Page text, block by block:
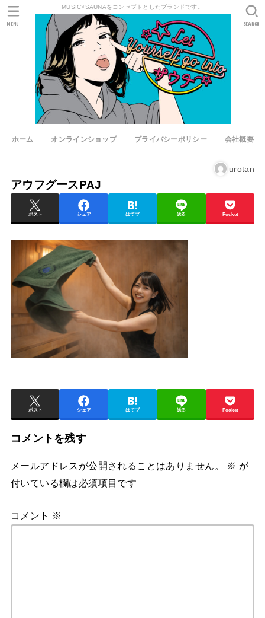
MUSIC×SAUNAをコンセプトとしたブランドです。
ホーム オンラインショップ プライバシーポリシー 会社概要
SEARCH
MENU
urotan
アウフグースPAJ
ポスト シェア はてブ 送る Pocket
ポスト シェア はてブ 送る Pocket
コメントを残す
メールアドレスが公開されることはありません。 ※ が
付いている欄は必須項目です
コメント ※